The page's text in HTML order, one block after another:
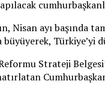
Nisan ayı
Strateji